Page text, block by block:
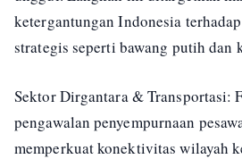
ketergantungan Indonesia
strategis seperti bawang putih dan
Sektor Dirgantara & Transportasi:
pengawalan penyempurnaan
memperkuat konektivitas wilayah